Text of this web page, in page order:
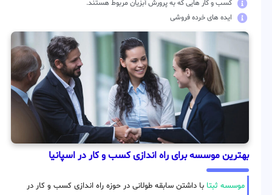
کسب و کار هایی که به پرورش آبزیان مربوط هستند.
ایده های خرده فروشی
بهترین موسسه برای راه اندازی کسب و کار در اسپانیا
موسسه ثبتابا داشتن سابقه طولانی در حوزه راه اندازی کسب و کار در